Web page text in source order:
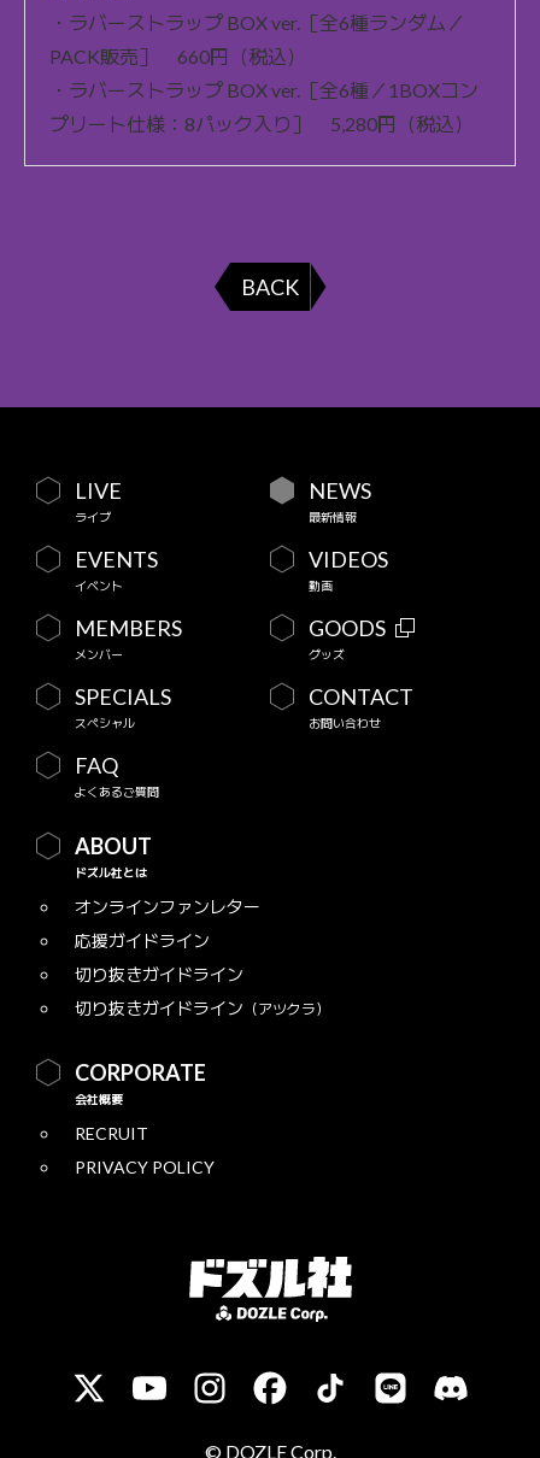
・ラバーストラップ BOX ver.［全6種ランダム／
PACK販売］ 660円（税込）
・ラバーストラップ BOX ver.［全6種／1BOXコン
プリート仕様：8パック入り］ 5,280円（税込）
BACK
LIVE
ライブ
NEWS
最新情報
EVENTS
イベント
VIDEOS
動画
MEMBERS
メンバー
GOODS
グッズ
SPECIALS
スペシャル
CONTACT
お問い合わせ
FAQ
よくあるご質問
ABOUT
ドズル社とは
オンラインファンレター
応援ガイドライン
切り抜きガイドライン
切り抜きガイドライン （アツクラ）
CORPORATE
会社概要
RECRUIT
PRIVACY POLICY
© DOZLE Corp.